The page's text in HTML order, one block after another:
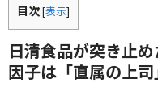
目次[表示]
日清食品が突き止
因子は「直属の上